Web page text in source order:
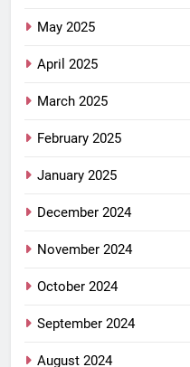
May 2025
April 2025
March 2025
February 2025
January 2025
December 2024
November 2024
October 2024
September 2024
August 2024